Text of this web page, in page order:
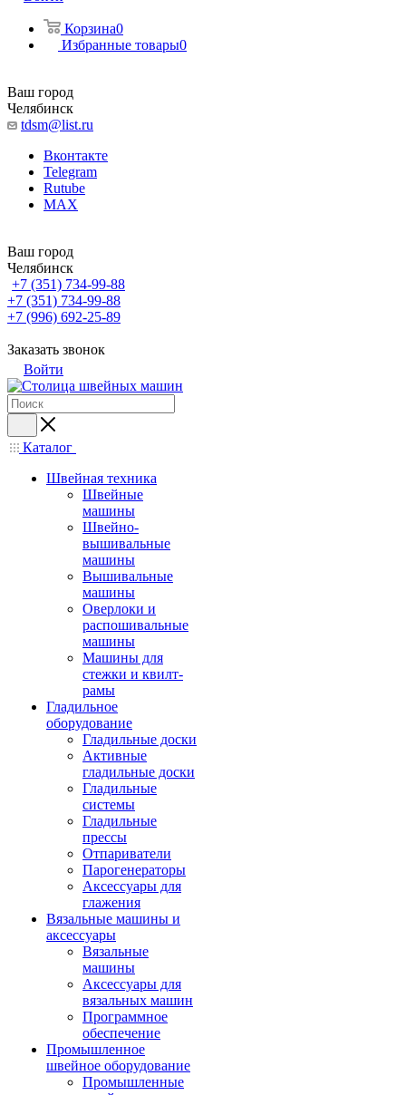
Корзина0
Избранные товары0
Ваш город
Челябинск
tdsm@list.ru
Вконтакте
Telegram
Rutube
MAX
Ваш город
Челябинск
+7 (351) 734-99-88
+7 (351) 734-99-88
+7 (996) 692-25-89
Заказать звонок
Войти
Каталог
Швейная техника
Швейные
машины
Швейно-
вышивальные
машины
Вышивальные
машины
Оверлоки и
распошивальные
машины
Машины для
стежки и квилт-
рамы
Гладильное
оборудование
Гладильные доски
Активные
гладильные доски
Гладильные
системы
Гладильные
прессы
Отпариватели
Парогенераторы
Аксессуары для
глажения
Вязальные машины и
аксессуары
Вязальные
машины
Аксессуары для
вязальных машин
Программное
обеспечение
Промышленное
швейное оборудование
Промышленные